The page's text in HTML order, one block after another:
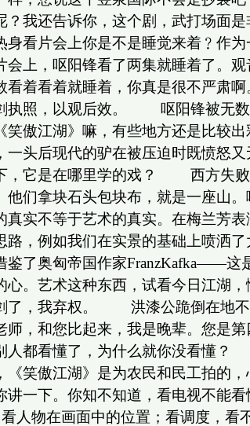
？我还告诉你，这个剧，武打场面
身看片会上你是不是睡觉来着﹖作
会上，呕阳锋看了两集就睡着了。
看着看着就睡着，你真是很不严肃
执照，以观后效。 呕阳锋被
笑傲江湖》嘛，有些地方还是比较
一头后现代的驴在被压迫时既愤怒
，它是在哪里学的戏？ 西方失败
他们拿块石头包块布，就是一座山
真实不等于艺术的真实。在梅兰芳
路，例如我们在实景的基础上喷洒
鉴了奥匈帝国作家FranzKafka——
心。艺术这种东西，试看今日江
了，我弃权。 洪漆公跪倒在地不
，和您比起来，我是晚辈。您是
人都看懂了，为什么就你没看懂？
《笑傲江湖》是为农民和民工拍
讲一下。你知不知道，看电视不能
人物在画面中的位置；看调度，